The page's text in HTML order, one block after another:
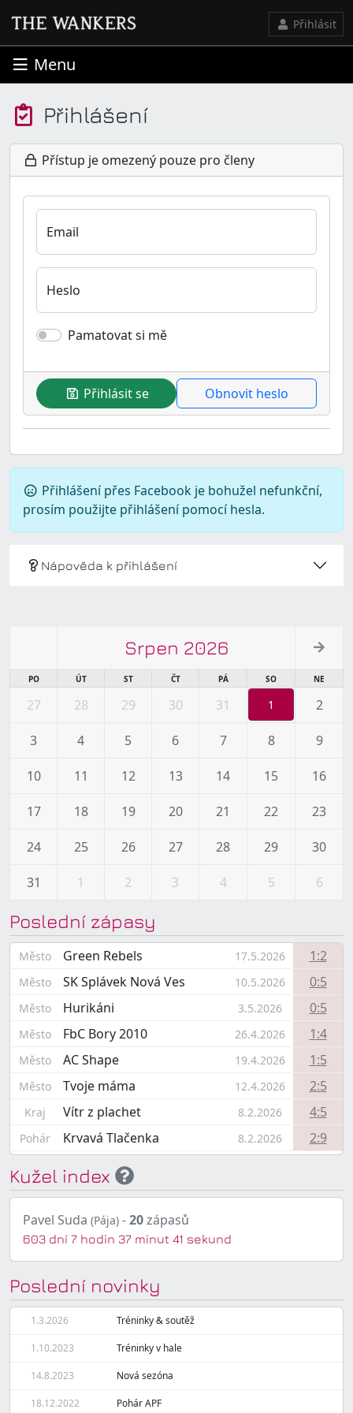
Přihlásit
Menu
Přihlášení
Přístup je omezený pouze pro členy
Email
Heslo
Pamatovat si mě
Přihlásit se Obnovit heslo
Přihlášení přes Facebook je bohužel nefunkční,
prosím použijte přihlášení pomocí hesla.
Nápověda k přihlášení
Srpen 2026
PO ÚT ST ČT PÁ SO NE
27 28 29 30 31 1 2
3 4 5 6 7 8 9
10 11 12 13 14 15 16
17 18 19 20 21 22 23
24 25 26 27 28 29 30
31 1 2 3 4 5 6
Poslední zápasy
Město Green Rebels 17.5.2026 1:2
Město SK Splávek Nová Ves 10.5.2026 0:5
Město Hurikáni 3.5.2026 0:5
Město FbC Bory 2010 26.4.2026 1:4
Město AC Shape 19.4.2026 1:5
Město Tvoje máma 12.4.2026 2:5
Kraj Vítr z plachet 8.2.2026 4:5
Pohár Krvavá Tlačenka 8.2.2026 2:9
Kužel index
Pavel Suda (Pája) -20zápasů
603 dní 7 hodin 37 minut 41 sekund
Poslední novinky
1.3.2026 Tréninky & soutěž
1.10.2023 Tréninky v hale
14.8.2023 Nová sezóna
18.12.2022 Pohár APF